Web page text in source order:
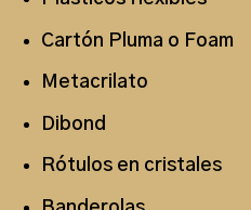
Cartón Pluma o Foam
Metacrilato
Dibond
Rótulos en cristales